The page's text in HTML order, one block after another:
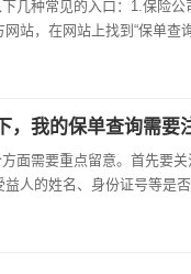
站，在网站上找到“保单查
息，如身份证号、保单号等
，我的保单查询需要
人的姓名、身份证号等是
遇到麻烦。其次，仔细查